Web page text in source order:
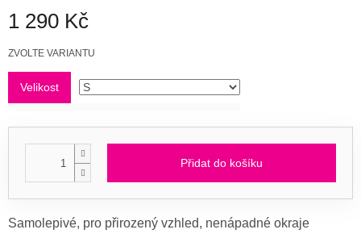
1 290 Kč
Měrná
ZVOLTE VARIANTU
Velikost
Přidat do košíku
Samolepivé, pro přirozený vzhled, nenápadné okraje